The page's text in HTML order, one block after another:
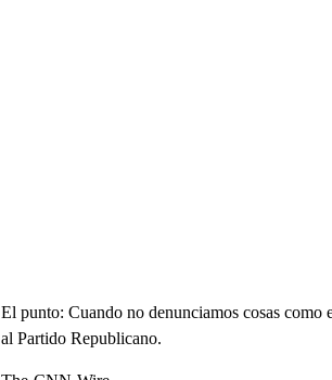
El punto: Cuando no denunciamos cosas como
al Partido Republicano.